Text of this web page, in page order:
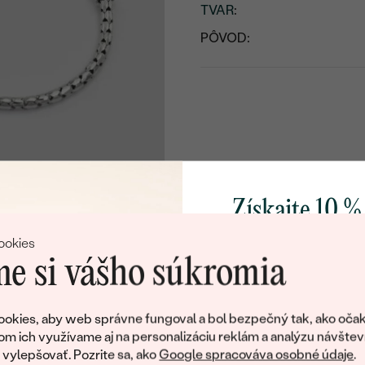
si vášho súkromia
aby web správne fungoval a bol bezpečný tak, ako
ich využívame aj na personalizáciu reklám a analýzu
Pozrite sa, akoGoogle spracováva osobné údaje.
TVAR:
PÔVOD:
Získajte 10
poctivo vyrábaných
Ako darček na
obratom pošleme